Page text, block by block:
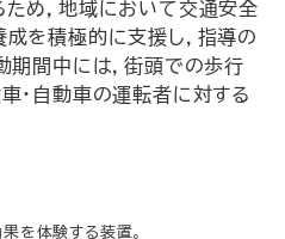
め，地域において交通安全
を積極的に支援し，指導の
期間中には，街頭での歩行
・自動車の運転者に対する
を体験する装置。